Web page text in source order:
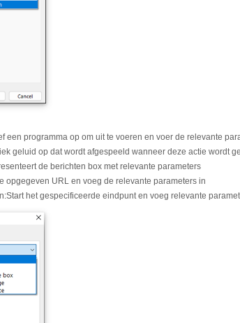
een programma op om uit te voeren en voer de relevante
geluid op dat wordt afgespeeld wanneer deze actie wordt
de berichten box met relevante parameters
opgegeven URL en voeg de relevante parameters in
:Start het gespecificeerde eindpunt en voeg relevante